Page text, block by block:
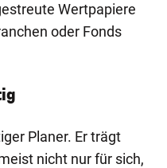
Wertpapiere
oder Fonds
Planer. Er trägt
nicht nur für sich,